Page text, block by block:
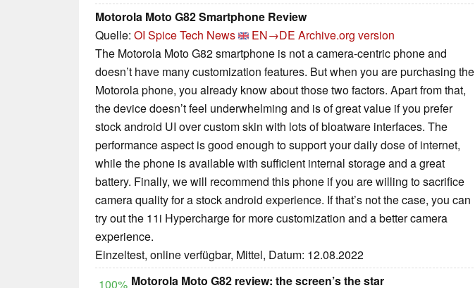
Motorola Moto G82 Smartphone Review
Quelle: OI Spice Tech News EN→DE Archive.org version
The Motorola Moto G82 smartphone is not a camera-centric phone and
doesn’t have many customization features. But when you are purchasing the
Motorola phone, you already know about those two factors. Apart from that,
the device doesn’t feel underwhelming and is of great value if you prefer
stock android UI over custom skin with lots of bloatware interfaces. The
performance aspect is good enough to support your daily dose of internet,
while the phone is available with sufficient internal storage and a great
battery. Finally, we will recommend this phone if you are willing to sacrifice
camera quality for a stock android experience. If that’s not the case, you can
try out the 11i Hypercharge for more customization and a better camera
experience.
Einzeltest, online verfügbar, Mittel, Datum: 12.08.2022
100% Motorola Moto G82 review: the screen’s the star